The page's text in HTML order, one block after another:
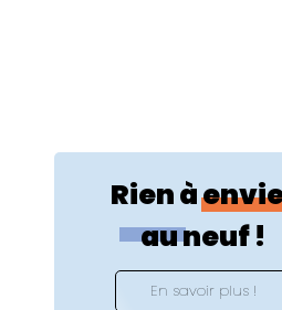
Rien à
au neuf !
En savoir plus !